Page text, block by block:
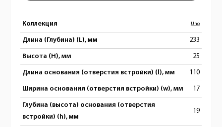
Коллекция Uno
Длина (Глубина) (L), мм 233
Высота (H), мм 25
Длина основания (отверстия встройки) (l), мм 110
Ширина основания (отверстия встройки) (w), мм 17
Глубина (высота) основания (отверстия
встройки) (h), мм
19